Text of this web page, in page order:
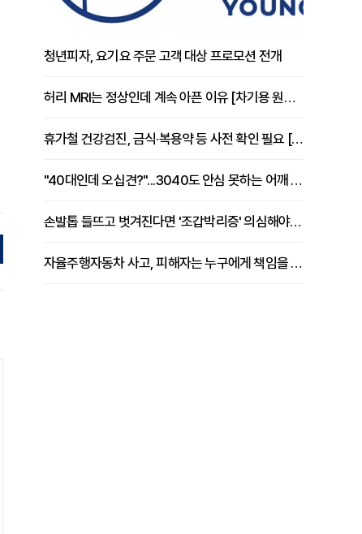
청년피자, 요기요 주문 고객 대상 프로모션 전개
허리 MRI는 정상인데 계속 아픈 이유 [차기용 원장 칼럼]
휴가철 건강검진, 금식·복용약 등 사전 확인 필요 [정도감 원장 칼럼]
"40대인데 오십견?"...3040도 안심 못하는 어깨 유착성 관절낭염
손발톱 들뜨고 벗겨진다면 '조갑박리증' 의심해야 [김철윤 원장 칼럼]
자율주행자동차 사고, 피해자는 누구에게 책임을 물을 수 있을까